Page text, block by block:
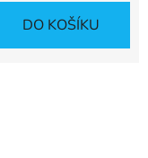
DO KOŠÍKU